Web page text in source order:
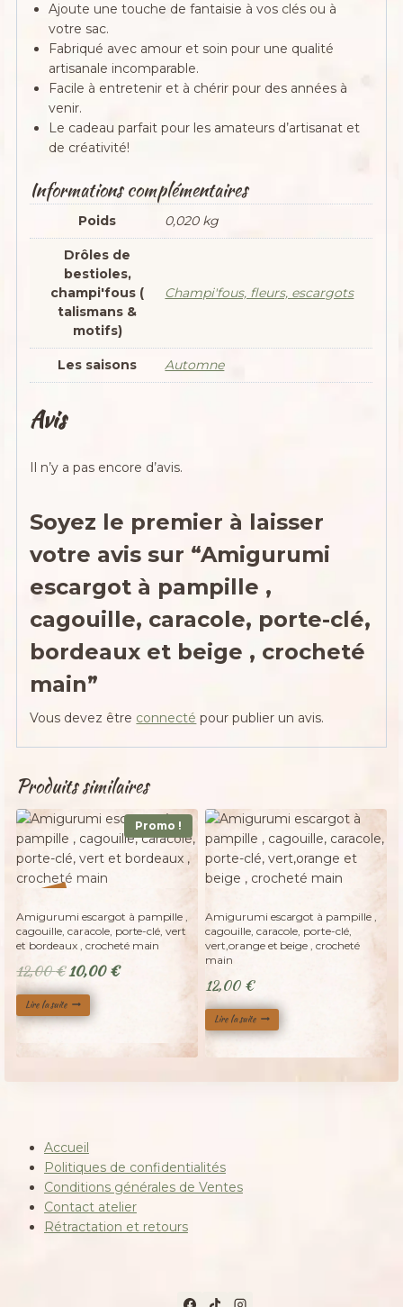
Ajoute une touche de fantaisie à vos clés ou à
votre sac.
Fabriqué avec amour et soin pour une qualité
artisanale incomparable.
Facile à entretenir et à chérir pour des années à
venir.
Le cadeau parfait pour les amateurs d’artisanat et
de créativité!
Informations complémentaires
Poids 0,020 kg
Drôles de
bestioles,
champi'fous (
talismans &
motifs)
Champi'fous, fleurs, escargots
Les saisons Automne
Avis
Il n’y a pas encore d’avis.
Soyez le premier à laisser
votre avis sur “Amigurumi
escargot à pampille ,
cagouille, caracole, porte-clé,
bordeaux et beige , crocheté
main”
Vous devez être connecté pour publier un avis.
Produits similaires
Promo !
Adopté
Amigurumi escargot à pampille ,
cagouille, caracole, porte-clé, vert
et bordeaux , crocheté main
12,00€ Le
prix
initial
10,00€Le
Lire la suite
Adopté
Amigurumi escargot à pampille ,
cagouille, caracole, porte-clé,
vert,orange et beige , crocheté
main
12,00 €
Lire la suite
Accueil
Politiques de confidentialités
Conditions générales de Ventes
Contact atelier
Rétractation et retours